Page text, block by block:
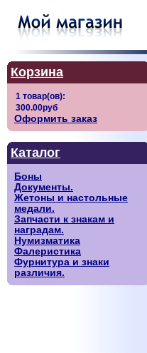
Корзина
Оформить заказ
Каталог
Боны
Документы.
Жетоны и настольные
медали.
Запчасти к знакам и
наградам.
Нумизматика
Фалеристика
Фурнитура и знаки
различия.